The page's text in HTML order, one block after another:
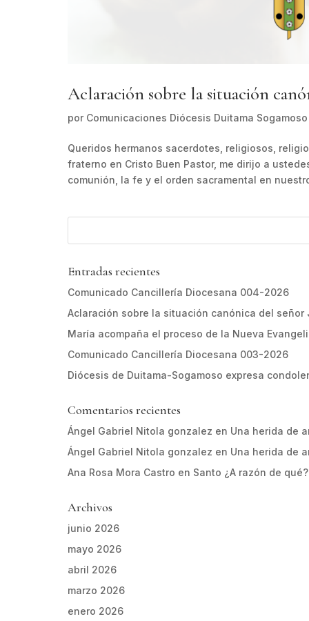
Aclaración sobre la situación
por Comunicaciones Diócesis Duitama Sogamoso
Queridos hermanos sacerdotes, religiosos,
fraterno en Cristo Buen Pastor, me dirijo a
comunión, la fe y el orden sacramental en
Entradas recientes
Comunicado Cancillería Diocesana 004-2026
Aclaración sobre la situación canónica del señor
María acompaña el proceso de la Nueva
Comunicado Cancillería Diocesana 003-2026
Diócesis de Duitama-Sogamoso expresa
Comentarios recientes
Ángel Gabriel Nitola gonzalez en Una herida de
Ángel Gabriel Nitola gonzalez en Una herida de
Ana Rosa Mora Castro en Santo ¿A razón de qué?
Archivos
junio 2026
mayo 2026
abril 2026
marzo 2026
enero 2026